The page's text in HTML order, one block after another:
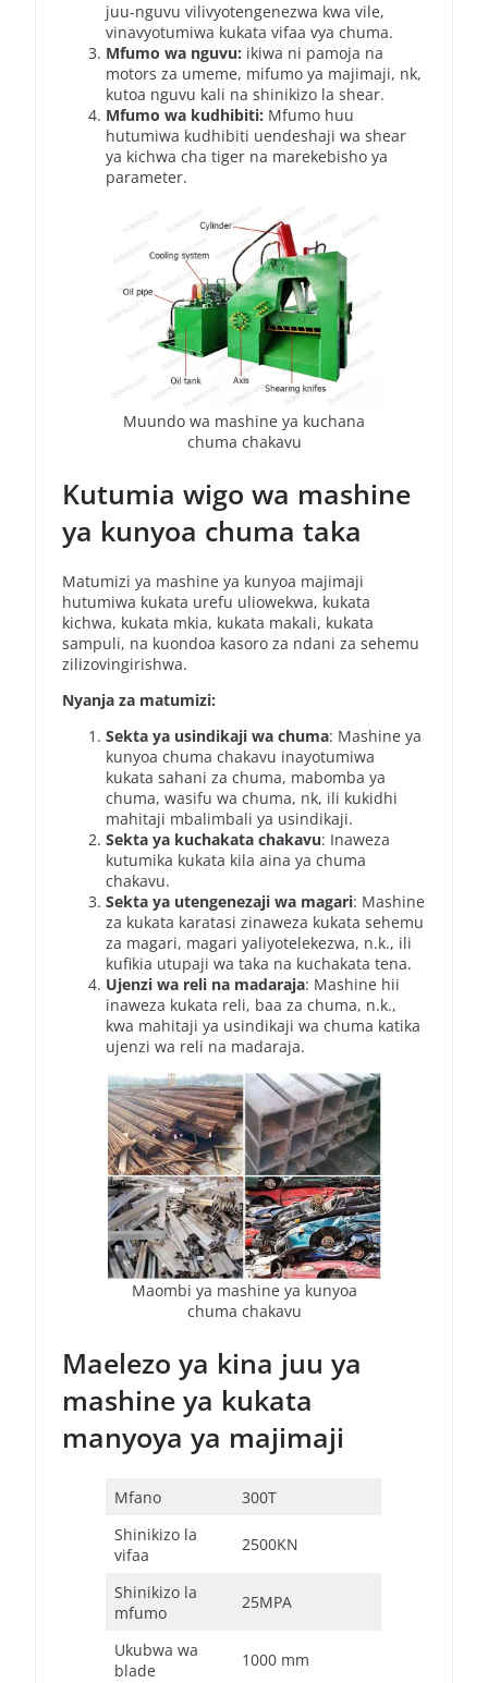
juu-nguvu vilivyotengenezwa kwa vile,
vinavyotumiwa kukata vifaa vya chuma.
Mfumo wa nguvu: ikiwa ni pamoja na
motors za umeme, mifumo ya majimaji, nk,
kutoa nguvu kali na shinikizo la shear.
Mfumo wa kudhibiti: Mfumo huu
hutumiwa kudhibiti uendeshaji wa shear
ya kichwa cha tiger na marekebisho ya
parameter.
Muundo wa mashine ya kuchana
chuma chakavu
Kutumia wigo wa mashine
ya kunyoa chuma taka
Matumizi ya mashine ya kunyoa majimaji
hutumiwa kukata urefu uliowekwa, kukata
kichwa, kukata mkia, kukata makali, kukata
sampuli, na kuondoa kasoro za ndani za sehemu
zilizovingirishwa.
Nyanja za matumizi:
Sekta ya usindikaji wa chuma: Mashine ya
kunyoa chuma chakavu inayotumiwa
kukata sahani za chuma, mabomba ya
chuma, wasifu wa chuma, nk, ili kukidhi
mahitaji mbalimbali ya usindikaji.
Sekta ya kuchakata chakavu: Inaweza
kutumika kukata kila aina ya chuma
chakavu.
Sekta ya utengenezaji wa magari: Mashine
za kukata karatasi zinaweza kukata sehemu
za magari, magari yaliyotelekezwa, n.k., ili
kufikia utupaji wa taka na kuchakata tena.
Ujenzi wa reli na madaraja: Mashine hii
inaweza kukata reli, baa za chuma, n.k.,
kwa mahitaji ya usindikaji wa chuma katika
ujenzi wa reli na madaraja.
Maombi ya mashine ya kunyoa
chuma chakavu
Maelezo ya kina juu ya
mashine ya kukata
manyoya ya majimaji
Mfano
300T
Shinikizo la
vifaa
2500KN
Shinikizo la
mfumo
25MPA
Ukubwa wa
blade
1000 mm